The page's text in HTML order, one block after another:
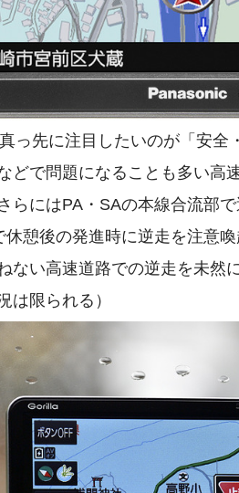
っ先に注目したいのが「安
どで問題になることも多い高
らにはPA・SAの本線合流部
憩後の発進時に逆走を注意
ない高速道路での逆走を未
は限られる）